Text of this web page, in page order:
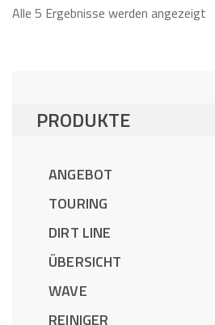
Alle 5 Ergebnisse werden angezeigt
PRODUKTE
ANGEBOT
TOURING
DIRT LINE
ÜBERSICHT
WAVE
REINIGER